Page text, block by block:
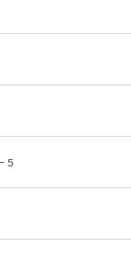
５